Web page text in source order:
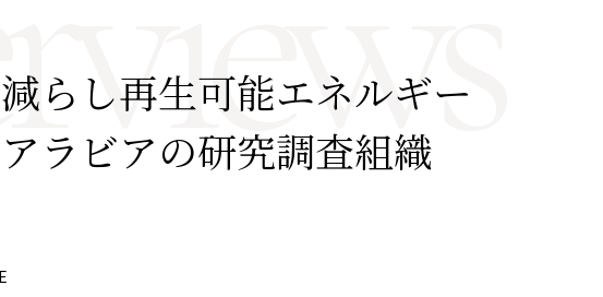
ール
Now & Future 2025
Now & Future 2024
ミナー
イベント一覧
お問い合わせ
らし再生可能エネルギー
ラビアの研究調査組織